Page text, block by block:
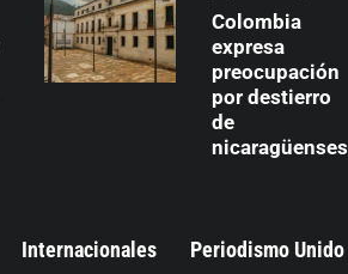
Colombia
expresa
preocupación
por destierro
de
nicaragüenses
Internacionales Periodismo Unido